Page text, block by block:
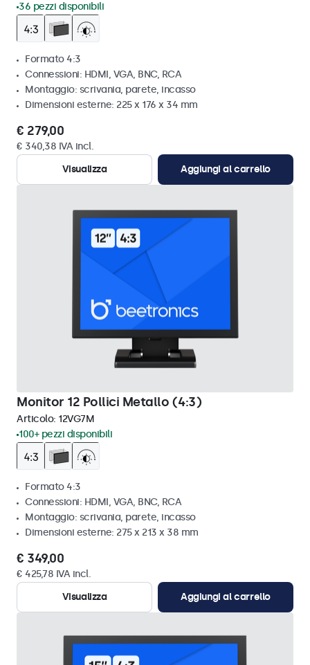
36 pezzi disponibili
Formato 4:3
Connessioni: HDMI, VGA, BNC, RCA
Montaggio: scrivania, parete, incasso
Dimensioni esterne: 225 x 176 x 34 mm
€ 279,00
€ 340,38 IVA incl.
Visualizza
Aggiungi al carrello
Monitor 12 Pollici Metallo (4:3)
Articolo: 12VG7M
100+ pezzi disponibili
Formato 4:3
Connessioni: HDMI, VGA, BNC, RCA
Montaggio: scrivania, parete, incasso
Dimensioni esterne: 275 x 213 x 38 mm
€ 349,00
€ 425,78 IVA incl.
Visualizza
Aggiungi al carrello